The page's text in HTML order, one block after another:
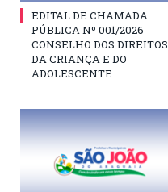
EDITAL DE CHAMADA
PÚBLICA Nº 001/2026
CONSELHO DOS DIREITOS
DA CRIANÇA E DO
ADOLESCENTE